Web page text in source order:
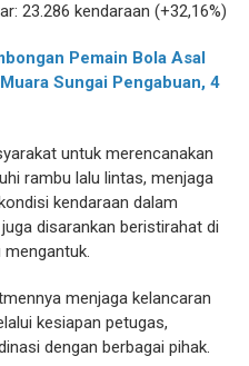
23.286 kendaraan (+32,16%)
Pemain Bola Asal
Sungai Pengabuan, 4
untuk merencanakan
rambu lalu lintas, menjaga
kendaraan dalam
disarankan beristirahat di
menjaga kelancaran
kesiapan petugas,
dengan berbagai pihak.